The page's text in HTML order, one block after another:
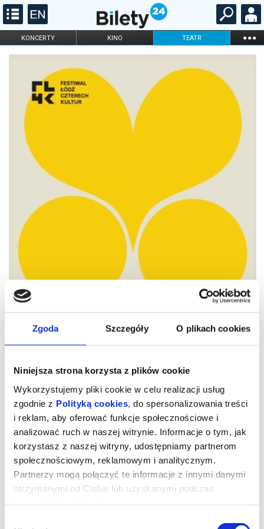
Zgoda Szczegóły O plikach cookies
Niniejsza strona korzysta z plików cookie
Wykorzystujemy pliki cookie w celu realizacji usług
zgodnie z Polityką cookies , do spersonalizowania treści
i reklam, aby oferować funkcje społecznościowe i
analizować ruch w naszej witrynie. Informacje o tym, jak
korzystasz z naszej witryny, udostępniamy partnerom
społecznościowym, reklamowym i analitycznym.
Partnerzy mogą połączyć te informacje z innymi danymi
otrzymanymi od Ciebie lub uzyskanymi podczas
KONCERTY KINO TEATR ...
FILHARMONIA OPERA I BALET
DLA DZIECI
KARNETY
Prapremiera FŁ4K i Teatru A.
Fredry w Gnieźnie: „Miła Robótka"
Reżyseria: Agnieszka Jakimiak
Polskie świerszczyki, harlekiny i porno z satelity”) i dramaturgia: